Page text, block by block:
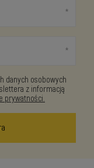
danych osobowych
z informacją
prywatności.